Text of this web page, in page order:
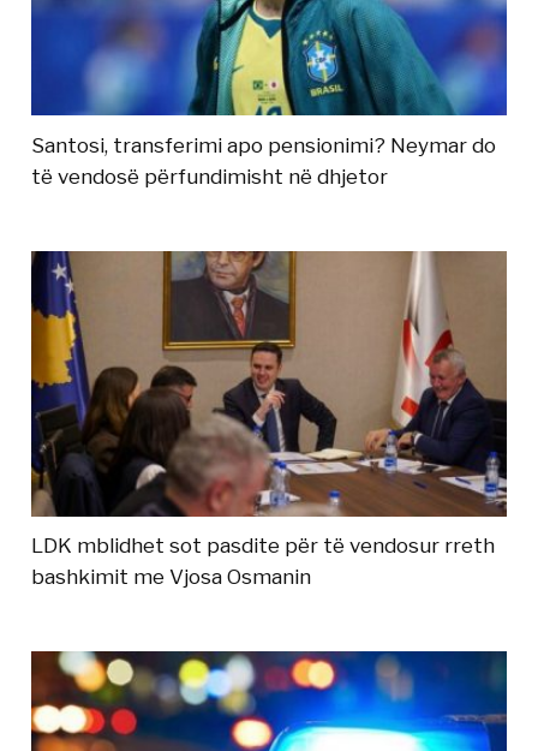
Santosi, transferimi apo pensionimi? Neymar do
të vendosë përfundimisht në dhjetor
LDK mblidhet sot pasdite për të vendosur rreth
bashkimit me Vjosa Osmanin